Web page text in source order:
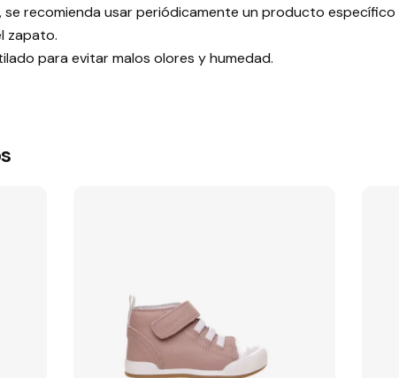
recomienda usar periódicamente un producto específico
zapato.
para evitar malos olores y humedad.